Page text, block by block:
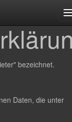
bezeichnet.
Daten, die unter